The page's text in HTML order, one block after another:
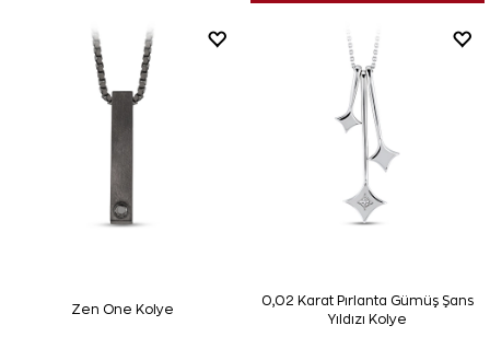
Zen One Kolye
0,02 Karat Pırlanta Gümüş Şans
Yıldızı Kolye